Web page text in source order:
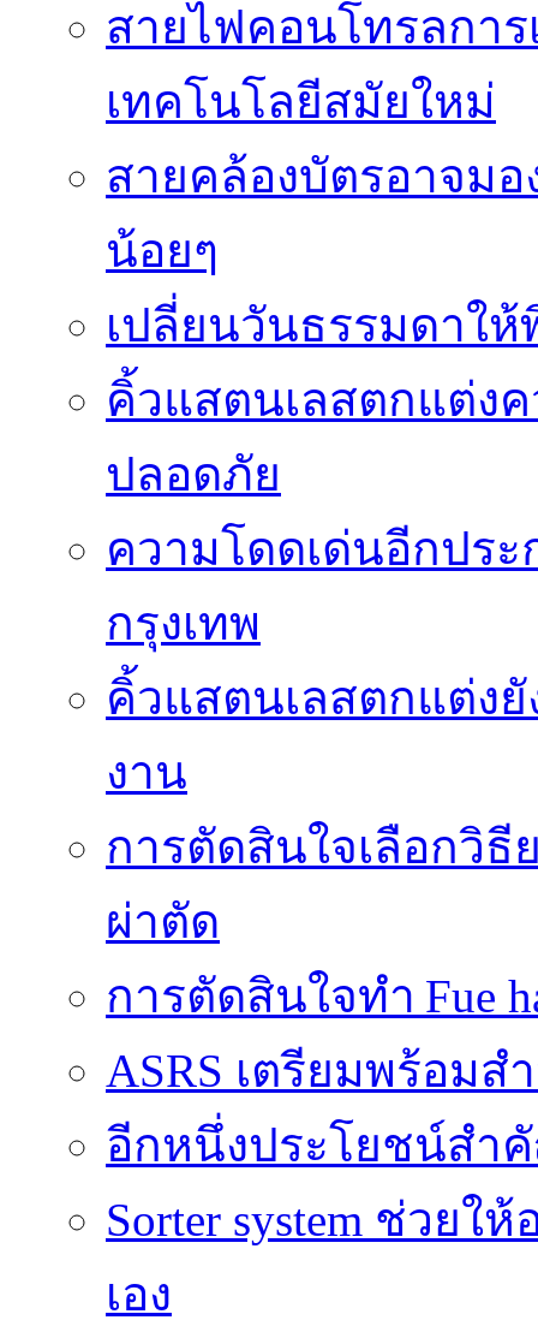
สายไฟคอนโทรลกา
เทคโนโลยีสมัยใหม่
สายคล้องบัตรอาจมอ
น้อยๆ
เปลี่ยนวันธรรมดาใ
คิ้วแสตนเลสตกแต่ง
ปลอดภัย
ความโดดเด่นอีกปร
กรุงเทพ
คิ้วแสตนเลสตกแต่ง
งาน
การตัดสินใจเลือกวิ
ผ่าตัด
การตัดสินใจทำ Fue
ASRS เตรียมพร้อม
อีกหนึ่งประโยชน์สำคั
Sorter system ช่วย
เอง